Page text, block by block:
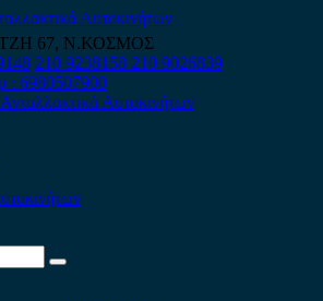
67, Ν.ΚΟΣΜΟΣ
210 9238158 210 9026839
: 6980507900